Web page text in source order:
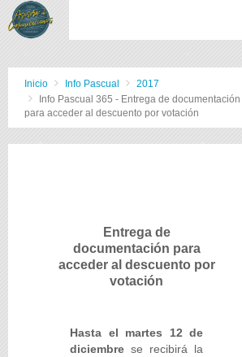
Inicio Info Pascual
2017
Info Pascual 365 - Entrega de documentación
para acceder al descuento por votación
Entrega de
documentación para
acceder al descuento por
votación
Hasta el martes 12 de
diciembre se recibirá la